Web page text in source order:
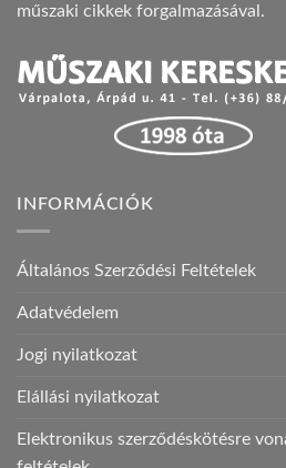
műszaki cikkek forgalmazásával.
INFORMÁCIÓK
Általános Szerződési Feltételek
Adatvédelem
Jogi nyilatkozat
Elállási nyilatkozat
Elektronikus szerződéskötésre